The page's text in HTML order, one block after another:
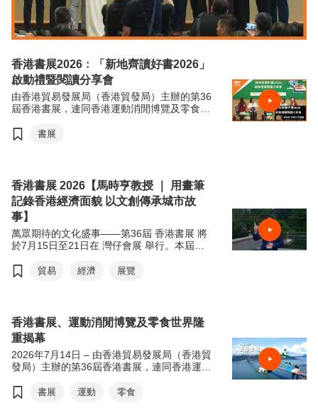
香港書展2026﹕「新地齊讀好書2026」
啟動禮暨閱讀分享會
由香港貿易發展局（香港貿發局）主辦的第36
屆香港書展，連同香港運動消閒博覽及零食世
於香港會議展覽中心舉行。今年三項展覽合共
書展
香港書展 2026【馬時亨教授 ｜ 用畫筆
記錄香港經濟面貌 以文創傳承城市故
事】
萬眾期待的文化盛事——第36屆 香港書展 將
於7月15日至21日在 灣仔會展 舉行。本屆書
領讀者從香港出發，探索世界各地的歷史、文
特別聯同本地藝術家 @messydesks 及過百位
中、小學生，攜手用畫筆記錄香港經濟面貌。
歡迎觀看宣傳短片，率先感受本屆書展的精彩
內容。
貿易 經濟 展覽
香港書展、運動消閒博覽及零食世界隆
重揭幕
2026年7月14日 – 由香港貿易發展局（香港貿
發局）主辦的第36屆香港書展，連同香港運動
日（星期三至星期二）於香港會議展覽中心舉
書展 運動 零食